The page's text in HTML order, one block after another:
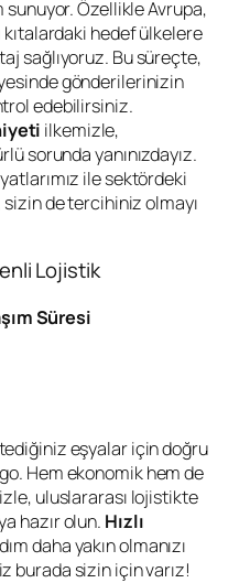
sunuyor. Özellikle Avrupa,
hedef ülkelere
sağlıyoruz. Bu süreçte,
gönderilerinizin
edebilirsiniz.
ilkemizle,
sorunda yanınızdayız.
ile sektördeki
de tercihiniz olmayı
Lojistik
Süresi
eşyalar için doğru
Hem ekonomik hem de
uluslararası lojistikte
hazır olun. Hızlı
daha yakın olmanızı
burada sizin için varız!